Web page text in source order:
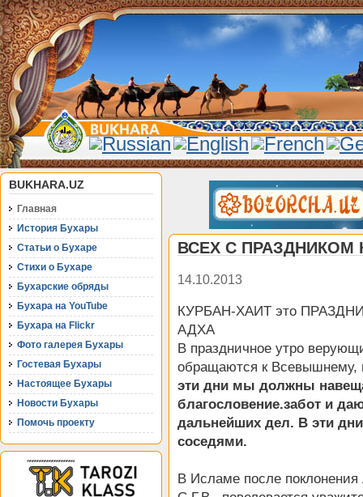
BUKHARA.UZ
Главная
История Бухары
Статьи о Бухаре
Стихи о Бухаре
Бухарские обряды
Бухара на YouTube
Бухара на Flickr
Фото галерея Бухары
Гостевая Бухары
Настоящее Бухары
Новости Бухары
Помочь проекту
ВСЕХ С ПРАЗДНИКОМ
14.10.2013
КУРБАН-ХАИТ это
АДХА
В праздничное утро
обращаются к Всевышнему,
эти дни мы должны
благословение.забот и
дальнейших дел. В эти
соседями.
В Исламе после поклонения